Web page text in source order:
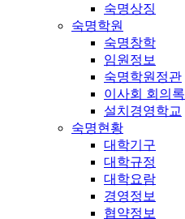
숙명상징
숙명학원
숙명창학
임원정보
숙명학원정관
이사회 회의록
설치경영학교
숙명현황
대학기구
대학규정
대학요람
경영정보
협약정보